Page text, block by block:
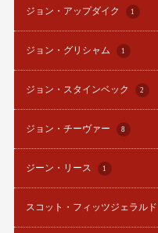
ジョン・アップダイク 1
ジョン・グリシャム 1
ジョン・スタインベック 2
ジョン・チーヴァー 8
ジーン・リース 1
スコット・フィッツジェラルド